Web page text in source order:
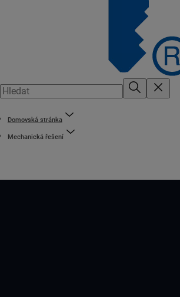
Domovská stránka
Mechanická řešení